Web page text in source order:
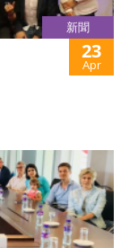
新聞
23
Apr